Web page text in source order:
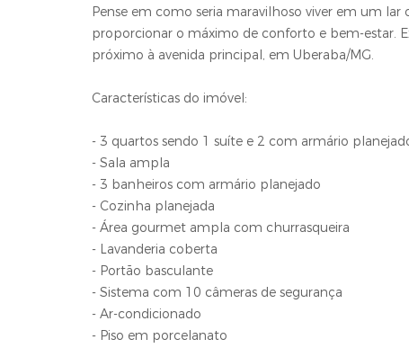
Pense em como seria maravilhoso viver em um
proporcionar o máximo de conforto e bem-estar.
próximo à avenida principal, em Uberaba/MG.
Características do imóvel:
- 3 quartos sendo 1 suíte e 2 com armário
- Sala ampla
- 3 banheiros com armário planejado
- Cozinha planejada
- Área gourmet ampla com churrasqueira
- Lavanderia coberta
- Portão basculante
- Sistema com 10 câmeras de segurança
- Ar-condicionado
- Piso em porcelanato